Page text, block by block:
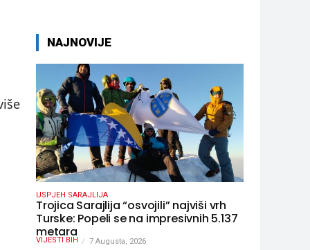
NAJNOVIJE
USPJEH SARAJLIJA
Trojica Sarajlija “osvojili” najviši vrh
Turske: Popeli se na impresivnih 5.137
metara
VIJESTI BIH 7 Augusta, 2026